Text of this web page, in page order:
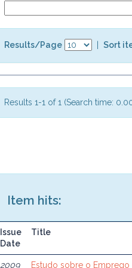
Results/Page Sort
Results 1-1 of 1 (Search time:
Item hits:
Issue
Date
Title
2009 Estudo sobre o